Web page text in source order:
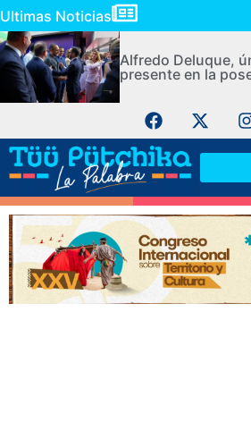
Ultimas Noticias
Alfredo Deluque,
presente en la